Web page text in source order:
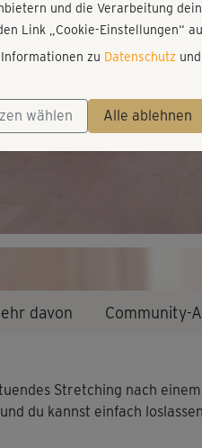
davon Community-
Stretching nach
du kannst einfach
und die Verarbeitung
Link „Cookie-Einstellungen“
zu Datenschutz und
wählen Alle ablehnen